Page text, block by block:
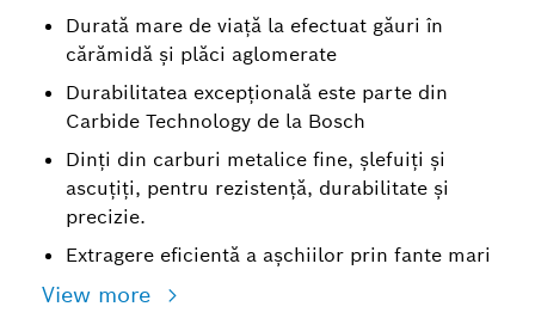
Durată mare de viață la efectuat găuri în
cărămidă și plăci aglomerate
Durabilitatea excepțională este parte din
Carbide Technology de la Bosch
Dinți din carburi metalice fine, șlefuiți și
ascuțiți, pentru rezistență, durabilitate și
precizie.
Extragere eficientă a așchiilor prin fante mari
View more